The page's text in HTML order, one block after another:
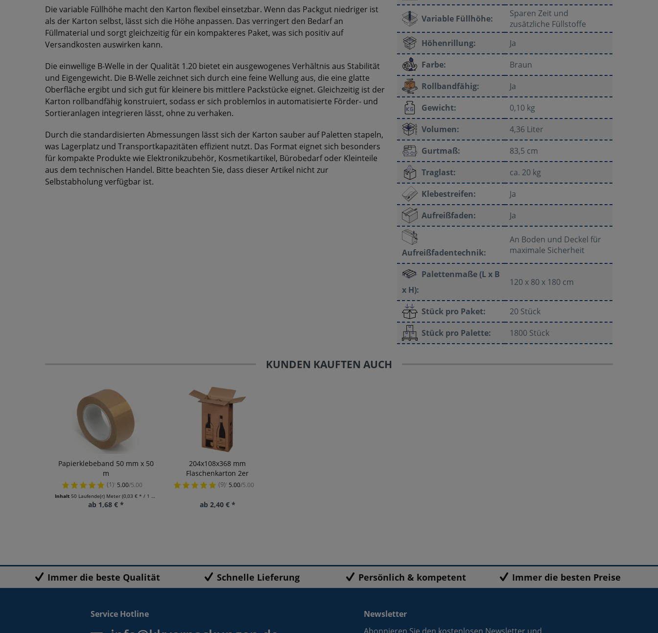
Die variable Füllhöhe macht den Karton flexibel einsetzbar. Wenn das Packgut niedriger ist
als der Karton selbst, lässt sich die Höhe anpassen. Das verringert den Bedarf an
Füllmaterial und sorgt gleichzeitig für ein kompakteres Paket, was sich positiv auf
Versandkosten auswirken kann.
Die einwellige B-Welle in der Qualität 1.20 bietet ein ausgewogenes Verhältnis aus Stabilität
und Eigengewicht. Die B-Welle zeichnet sich durch eine feine Wellung aus, die eine glatte
Oberfläche ergibt und sich gut für kleinere bis mittlere Packstücke eignet. Gleichzeitig ist der
Karton rollbandfähig konstruiert, sodass er sich problemlos in automatisierte Förder- und
Sortieranlagen integrieren lässt, ohne zu verhaken.
Durch die standardisierten Abmessungen lässt sich der Karton sauber auf Paletten stapeln,
was Lagerplatz und Transportkapazitäten effizient nutzt. Das Format eignet sich besonders
für kompakte Produkte wie Elektronikzubehör, Kosmetikartikel, Bürobedarf oder Kleinteile
aus dem technischen Handel. Bitte beachten Sie, dass dieser Artikel nicht zur
Selbstabholung verfügbar ist.
Variable Füllhöhe:
Sparen Zeit und
zusätzliche Füllstoffe
Höhenrillung:
Ja
Farbe:
Braun
Rollbandfähig:
Ja
Gewicht:
0,10 kg
Volumen:
4,36 Liter
Gurtmaß:
83,5 cm
Traglast:
ca. 20 kg
Klebestreifen:
Ja
Aufreißfaden:
Ja
Aufreißfadentechnik:
An Boden und Deckel für
maximale Sicherheit
Palettenmaße (L x B
x H):
120 x 80 x 180 cm
Stück pro Paket:
20 Stück
Stück pro Palette:
1800 Stück
KUNDEN KAUFTEN AUCH
Papierklebeband 50 mm x 50
m
(1)¹ 5.00/5.00
Inhalt 50 Laufende(r) Meter (0,03 € * / 1 Laufende(r) Meter)
ab 1,68 € *
204x108x368 mm
Flaschenkarton 2er
(9)¹ 5.00/5.00
ab 2,40 € *
Immer die beste Qualität Schnelle Lieferung Persönlich & kompetent Immer die besten Preise
Service Hotline
Newsletter